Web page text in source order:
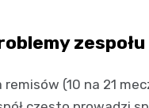
zespołu
remisów (10 na 21